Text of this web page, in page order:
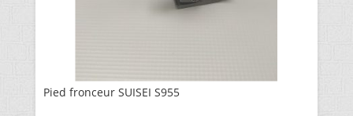
Pied fronceur SUISEI S955